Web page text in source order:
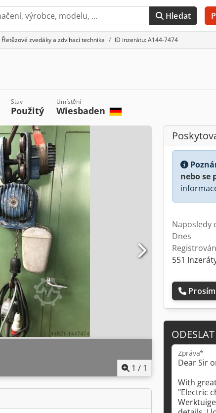
Hledat
Řetězové zvedáky a zdvihací technika ID inzerátu: A144-7474
Stav
Použitý
Umístění
Wiesbaden
1 / 1
nebo se
Naposledy
Dnes
551
Zpráva*